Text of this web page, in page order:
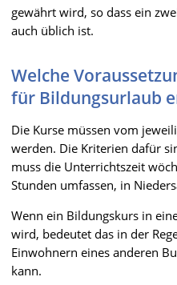
gewährt wird, so dass ein
auch üblich ist.
Welche
für Bildungsurlaub
Die Kurse müssen vom
werden. Die Kriterien dafür
muss die Unterrichtszeit
Stunden umfassen, in
Wenn ein Bildungskurs in
wird, bedeutet das in der
Einwohnern eines anderen
kann.